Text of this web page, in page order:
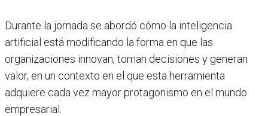
Durante la jornada se abordó cómo la inteligencia
artificial está modificando la forma en que las
organizaciones innovan, toman decisiones y generan
valor, en un contexto en el que esta herramienta
adquiere cada vez mayor protagonismo en el mundo
empresarial.